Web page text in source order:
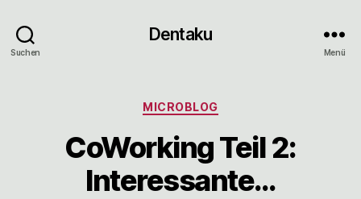
Suchen
Dentaku
Menü
Kategorien
MICROBLOG
CoWorking Teil 2:
Interessante…